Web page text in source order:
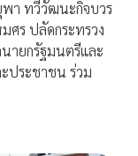
พา ทวีวัฒนะกิจบวร
ศร ปลัดกระทรวง
ายกรัฐมนตรีและ
ประชาชน ร่วม